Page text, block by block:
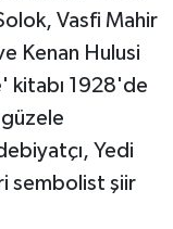
Vasfi Mahir
Kenan Hulusi
kitabı 1928'de
Yedi
sembolist şiir